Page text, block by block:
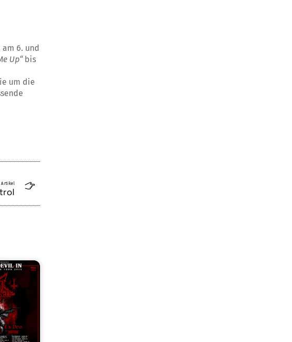
6. und
Up“bis
um die
Artikel